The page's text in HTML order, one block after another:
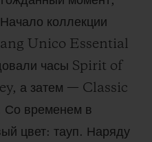
коллекции
Unico Essential
часы Spirit of
а затем — Classic
временем в
цвет: тауп. Наряду